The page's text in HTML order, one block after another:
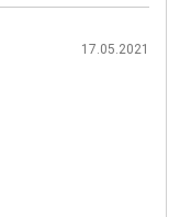
17.05.2021